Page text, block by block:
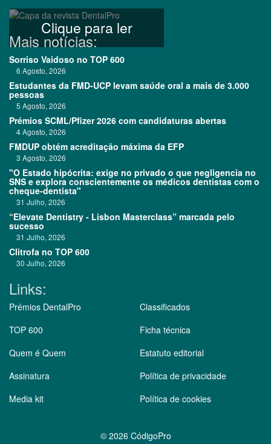
Clique para ler
Mais notícias:
Sorriso Vaidoso no TOP 600
6 Agosto, 2026
Estudantes da FMD-UCP levam saúde oral a mais de 3.000
pessoas
5 Agosto, 2026
Prémios SCML/Pfizer 2026 com candidaturas abertas
4 Agosto, 2026
FMDUP obtém acreditação máxima da EFP
3 Agosto, 2026
"O Estado hipócrita: exige no privado o que negligencia no
SNS e explora conscientemente os médicos dentistas com o
cheque-dentista"
31 Julho, 2026
“Elevate Dentistry - Lisbon Masterclass” marcada pelo
sucesso
31 Julho, 2026
Clitrofa no TOP 600
30 Julho, 2026
Links:
Prémios DentalPro
TOP 600
Quem é Quem
Assinatura
Media kit
Classificados
Ficha técnica
Estatuto editorial
Política de privacidade
Política de cookies
© 2026 CódigoPro